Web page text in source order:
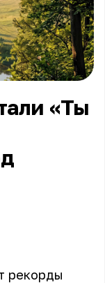
«Ты
рекорды